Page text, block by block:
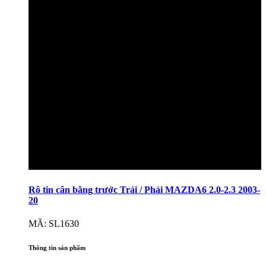
Rô tin cân bằng trước Trái / Phải MAZDA6 2.0-2.3 2003-
20
MÃ: SL1630
Thông tin sản phẩm